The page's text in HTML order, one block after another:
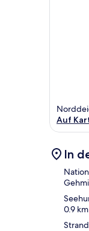
Auf
In
0.9 km